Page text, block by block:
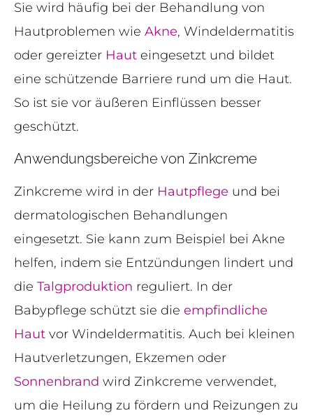
Sie wird häufig bei der Behandlung von
Hautproblemen wie Akne, Windeldermatitis
oder gereizter Haut eingesetzt und bildet
eine schützende Barriere rund um die Haut.
So ist sie vor äußeren Einflüssen besser
geschützt.
Anwendungsbereiche von Zinkcreme
Zinkcreme wird in der Hautpflege und bei
dermatologischen Behandlungen
eingesetzt. Sie kann zum Beispiel bei Akne
helfen, indem sie Entzündungen lindert und
die Talgproduktion reguliert. In der
Babypflege schützt sie die empfindliche
Haut vor Windeldermatitis. Auch bei kleinen
Hautverletzungen, Ekzemen oder
Sonnenbrand wird Zinkcreme verwendet,
um die Heilung zu fördern und Reizungen zu